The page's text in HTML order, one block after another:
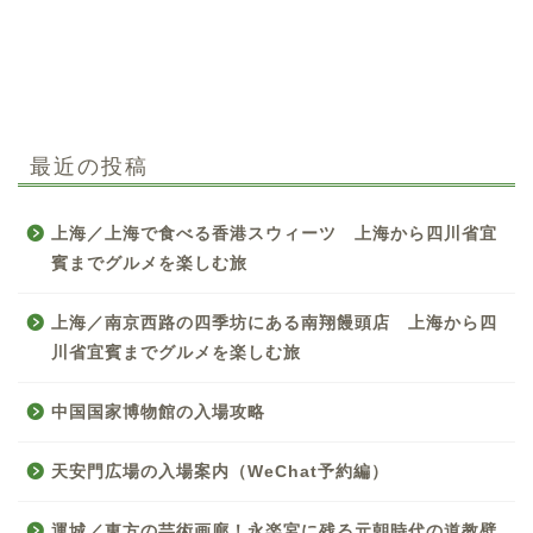
最近の投稿
上海／上海で食べる香港スウィーツ 上海から四川省宜
賓までグルメを楽しむ旅
上海／南京西路の四季坊にある南翔饅頭店 上海から四
川省宜賓までグルメを楽しむ旅
中国国家博物館の入場攻略
天安門広場の入場案内（WeChat予約編）